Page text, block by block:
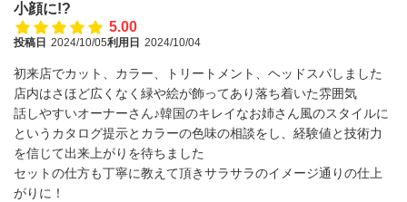
小顔に!?
5.00
投稿日 2024/10/05利用日 2024/10/04
初来店でカット、カラー、トリートメント、ヘッドスパしました
店内はさほど広くなく緑や絵が飾ってあり落ち着いた雰囲気
話しやすいオーナーさん♪韓国のキレイなお姉さん風のスタイルに
というカタログ提示とカラーの色味の相談をし、経験値と技術力
を信じて出来上がりを待ちました
セットの仕方も丁寧に教えて頂きサラサラのイメージ通りの仕上
がりに！